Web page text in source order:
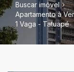
Buscar imóvel
Apartamento à
1 Vaga - Tatuapé